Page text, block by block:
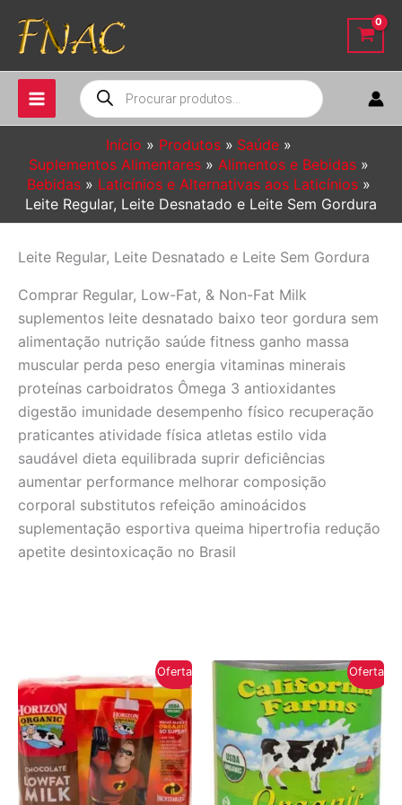
para
conteúdo
Pesquisar
produtos
Início Produtos
Saúde
Suplementos Alimentares
Alimentos e Bebidas
Bebidas
Laticínios e Alternativas aos Laticínios
Leite Regular, Leite Desnatado e Leite Sem Gordura
Leite Regular, Leite Desnatado e Leite Sem Gordura
Comprar Regular, Low-Fat, & Non-Fat Milk
suplementos leite desnatado baixo teor gordura sem
alimentação nutrição saúde fitness ganho massa
muscular perda peso energia vitaminas minerais
proteínas carboidratos Ômega 3 antioxidantes
digestão imunidade desempenho físico recuperação
praticantes atividade física atletas estilo vida
saudável dieta equilibrada suprir deficiências
aumentar performance melhorar composição
corporal substitutos refeição aminoácidos
suplementação esportiva queima hipertrofia redução
apetite desintoxicação no Brasil
Oferta! Oferta!